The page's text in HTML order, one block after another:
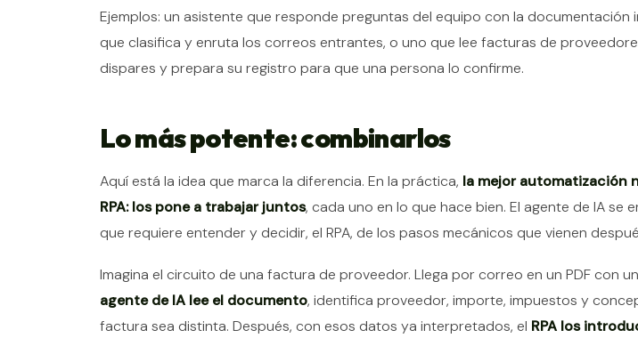
Ejemplos: un asistente que responde preguntas del equipo con la documentación
que clasifica y enruta los correos entrantes, o uno que lee facturas de
dispares y prepara su registro para que una persona lo confirme.
Lo más potente: combinarlos
Aquí está la idea que marca la diferencia. En la práctica, la mejor automatización
RPA: los pone a trabajar juntos, cada uno en lo que hace bien. El agente de IA se
que requiere entender y decidir, el RPA, de los pasos mecánicos que vienen
Imagina el circuito de una factura de proveedor. Llega por correo en un PDF con
agente de IA lee el documento, identifica proveedor, importe, impuestos y
factura sea distinta. Después, con esos datos ya interpretados, el RPA los